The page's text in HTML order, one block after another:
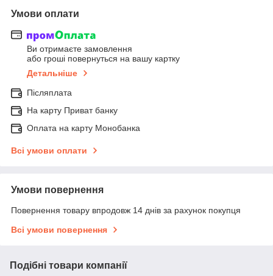
Умови оплати
Ви отримаєте замовлення
або гроші повернуться на вашу картку
Детальніше
Післяплата
На карту Приват банку
Оплата на карту Монобанка
Всі умови оплати
Умови повернення
Повернення товару впродовж 14 днів за рахунок покупця
Всі умови повернення
Подібні товари компанії